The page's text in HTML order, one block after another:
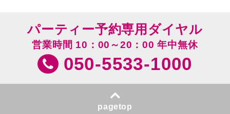
パーティー予約専用ダイヤル
営業時間 10：00～20：00 年中無休
050-5533-1000
pagetop